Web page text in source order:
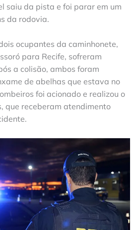
saiu da pista e foi parar em um
da rodovia.
ocupantes da caminhonete,
para Recife, sofreram
a colisão, ambos foram
de abelhas que estava no
foi acionado e realizou o
que receberam atendimento